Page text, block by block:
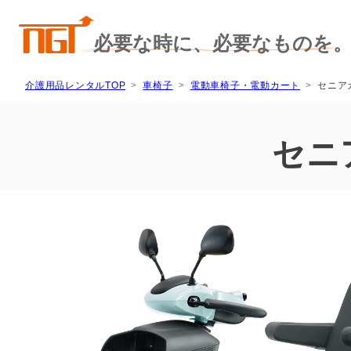
介護用品レンタルTOP 車椅子 電動車椅子・電動カート セニア
セニ